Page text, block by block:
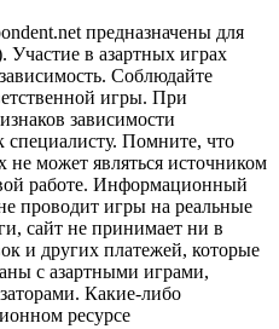
предназначены для
Участие в азартных играх
Соблюдайте
игры. При
зависимости
специалисту. Помните, что
не может являться источником
работе. Информационный
проводит игры на реальные
сайт не принимает ни в
и других платежей, которые
с азартными играми,
Какие-либо
ресурсе